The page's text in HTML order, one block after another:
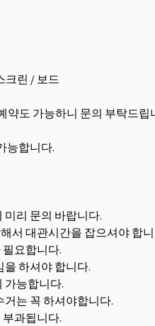
크린 / 보드
약도 가능하니 문의 부탁드립
능합니다.
리 문의 바랍니다.
서 대관시간을 잡으셔야 합
요합니다.
하셔야 합니다.
가능합니다.
는 꼭 하셔야합니다.
과됩니다.